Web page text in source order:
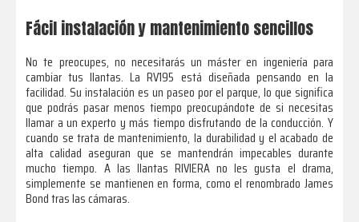
Fácil instalación y mantenimiento sencillos
No te preocupes, no necesitarás un máster en ingeniería para
cambiar tus llantas. La RV195 está diseñada pensando en la
facilidad. Su instalación es un paseo por el parque, lo que significa
que podrás pasar menos tiempo preocupándote de si necesitas
llamar a un experto y más tiempo disfrutando de la conducción. Y
cuando se trata de mantenimiento, la durabilidad y el acabado de
alta calidad aseguran que se mantendrán impecables durante
mucho tiempo. A las llantas RIVIERA no les gusta el drama,
simplemente se mantienen en forma, como el renombrado James
Bond tras las cámaras.